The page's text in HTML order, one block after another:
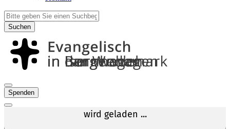
Suchen
Spenden